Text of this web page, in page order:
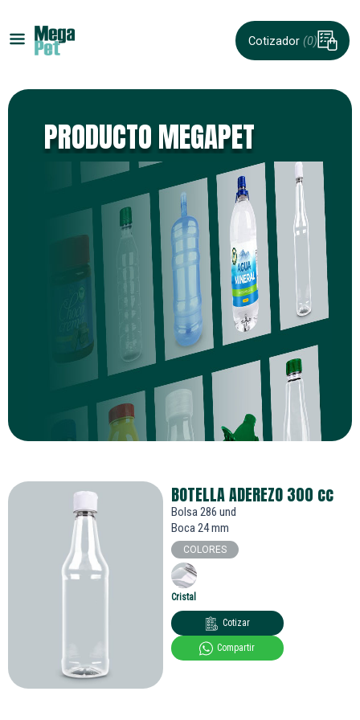
Cotizador (0)
PRODUCTO MEGAPET
BOTELLA ADEREZO 300 cc
Bolsa 286 und
Boca 24 mm
COLORES
Cristal
Cotizar
Compartir